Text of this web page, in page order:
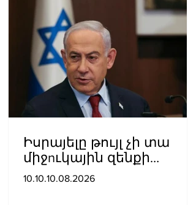
Իսրայելը թույլ չի տա
միջnւկային զենքի
առկայությունն Իրանում՝
10.10.10.08.2026